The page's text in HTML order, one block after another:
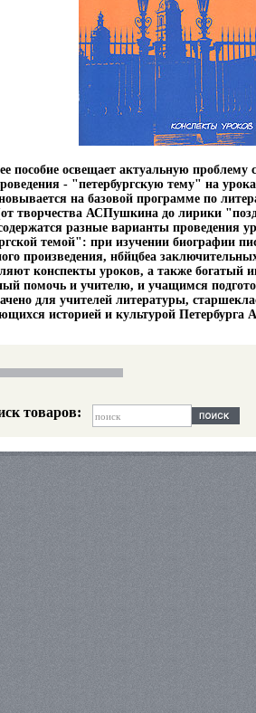
пособие освещает актуальную проблему
- "петербургскую тему" на
на базовой программе по
творчества АСПушкина до лирики
разные варианты проведения
темой": при изучении биографии
произведения, нбйцбеа
конспекты уроков, а также богатый
помочь и учителю, и учащимся
для учителей литературы,
историей и культурой Петербурга
товаров: